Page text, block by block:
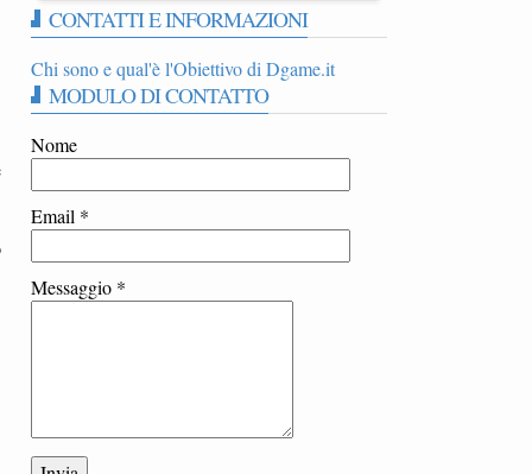
CONTATTI E INFORMAZIONI
Chi sono e qual'è l'Obiettivo di Dgame.it
MODULO DI CONTATTO
Nome
Email *
Messaggio *